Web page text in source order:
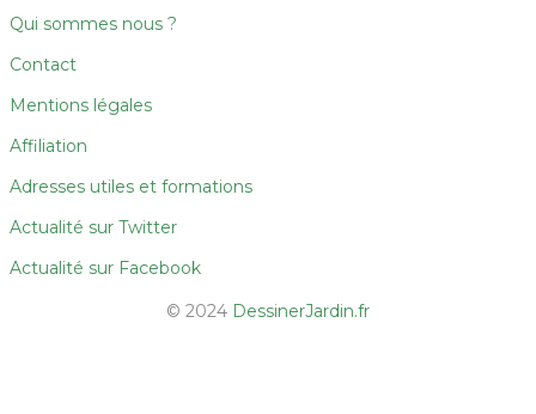
Qui sommes nous ?
Contact
Mentions légales
Affiliation
Adresses utiles et formations
Actualité sur Twitter
Actualité sur Facebook
© 2024 DessinerJardin.fr